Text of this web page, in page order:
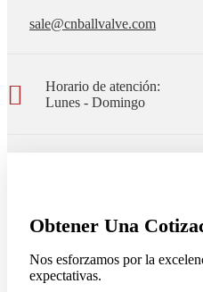
sale@cnballvalve.com
Horario de atención:
Lunes - Domingo
Obtener Una
Nos esforzamos por la
expectativas.